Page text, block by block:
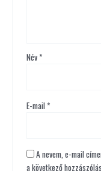
Név*
E-mail*
A nevem, e-mail
a következő